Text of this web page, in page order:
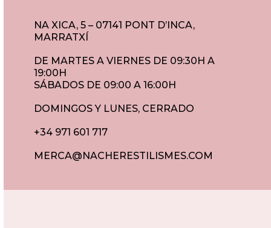
NA XICA, 5 – 07141 PONT D’INCA,
MARRATXÍ
DE MARTES A VIERNES DE 09:30H A
19:00H
SÁBADOS DE 09:00 A 16:00H
DOMINGOS Y LUNES, CERRADO
+34 971 601 717
MERCA@NACHERESTILISMES.COM